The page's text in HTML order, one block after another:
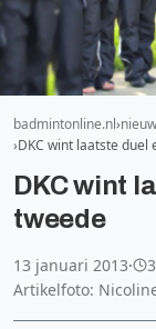
badmintonline.nl
DKC wint laatste
DKC wint
tweede
13 januari 2013·
Artikelfoto: